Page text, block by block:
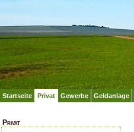
Startseite Privat Gewerbe Geldanlage
Privat